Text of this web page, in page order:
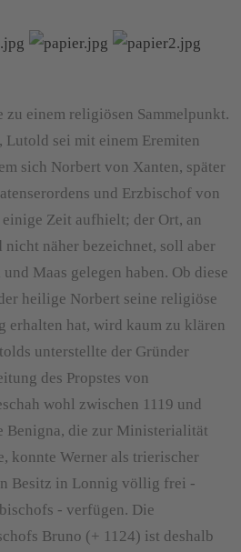
zu einem religiösen Sammelpunkt.
Lutold sei mit einem Eremiten
sich Norbert von Xanten, später
und Erzbischof von
Zeit aufhielt; der Ort, an
näher bezeichnet, soll aber
Maas gelegen haben. Ob diese
heilige Norbert seine religiöse
erhalten hat, wird kaum zu klären
unterstellte der Gründer
des Propstes von
wohl zwischen 1119 und
Benigna, die zur Ministerialität
konnte Werner als trierischer
Besitz in Lonnig völlig frei -
- verfügen. Die
Bruno (+ 1124) ist deshalb